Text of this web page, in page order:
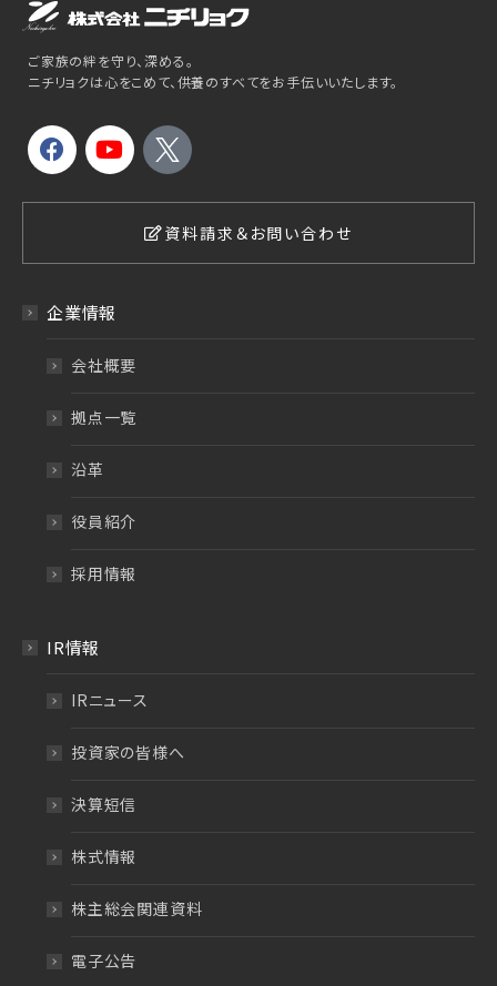
ご家族の絆を守り、深める。
ニチリョクは心をこめて、供養のすべてをお手伝いいたします。
資料請求＆お問い合わせ
企業情報
会社概要
拠点一覧
沿革
役員紹介
採用情報
IR情報
IRニュース
投資家の皆様へ
決算短信
株式情報
株主総会関連資料
電子公告